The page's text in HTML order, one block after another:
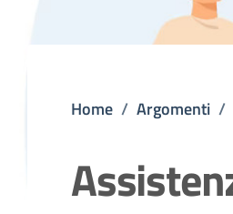
Home / Argomenti /